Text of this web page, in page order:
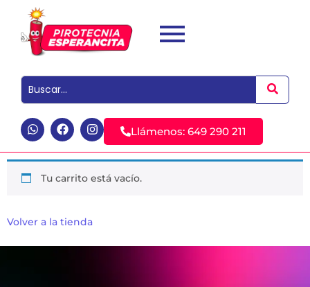
Llámenos: 649 290 211
Tu carrito está vacío.
Volver a la tienda